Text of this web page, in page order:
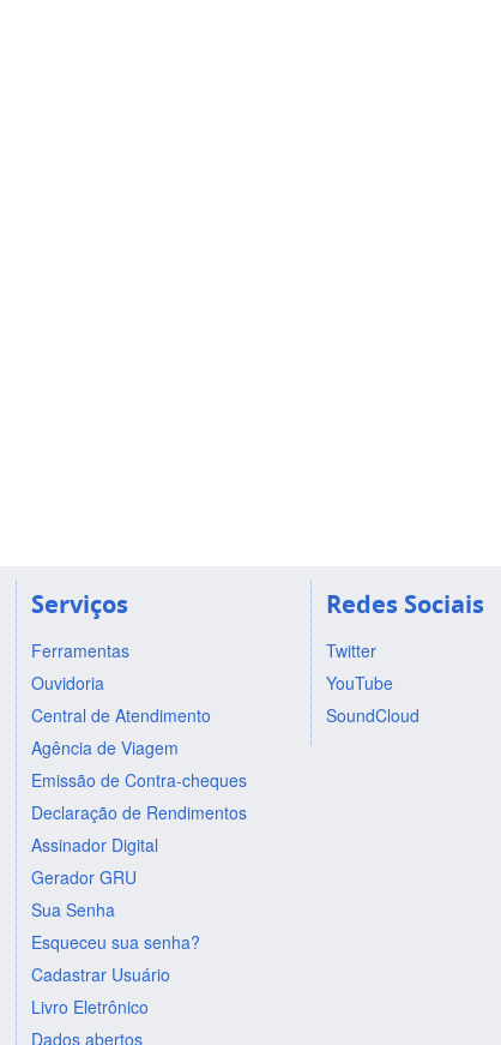
Serviços
Ferramentas
Ouvidoria
Central de Atendimento
Agência de Viagem
Emissão de Contra-cheques
Declaração de Rendimentos
Assinador Digital
Gerador GRU
Sua Senha
Esqueceu sua senha?
Cadastrar Usuário
Livro Eletrônico
Dados abertos
Redes Sociais
Twitter
YouTube
SoundCloud